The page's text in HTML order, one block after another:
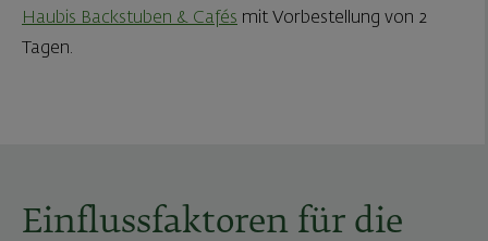
Haubis Backstuben & Cafés mit Vorbestellung von 2
Tagen.
Einflussfaktoren für die